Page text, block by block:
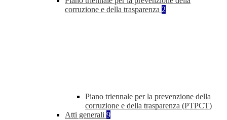
corruzione e della trasparenza 2
Piano triennale per la prevenzione della
corruzione e della trasparenza (PTPCT)
Atti generali 9